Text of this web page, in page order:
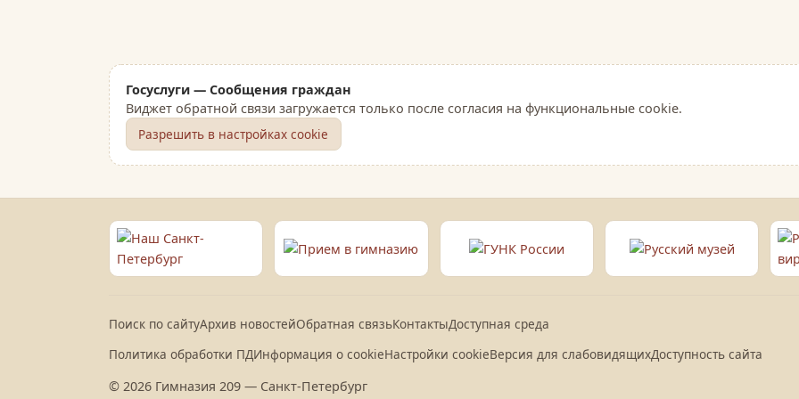
Госуслуги — Сообщения граждан
Виджет обратной связи загружается только после согласия на функциональные cookie.
Разрешить в настройках cookie
Поиск по сайтуАрхив новостейОбратная связьКонтактыДоступная среда
Политика обработки ПДИнформация о cookieНастройки cookieВерсия для слабовидящихДоступность сайта
© 2026 Гимназия 209 — Санкт-Петербург